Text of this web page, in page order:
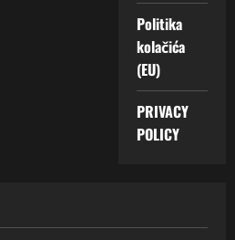
Politika
kolačića
(EU)
PRIVACY
POLICY